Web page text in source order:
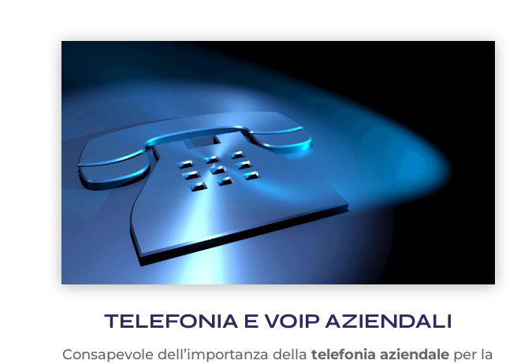
TELEFONIA E VOIP AZIENDALI
Consapevole dell’importanza dellatelefonia aziendale per la